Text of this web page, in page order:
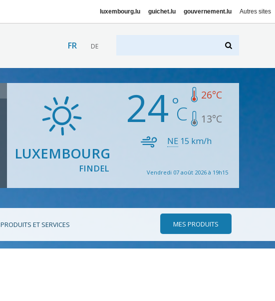
luxembourg.lu guichet.lu gouvernement.lu Autres sites
FR DE
LUXEMBOURG
FINDEL
24 26°C
13°C
NE 15 km/h
Vendredi 07 août 2026 à 19h15
PRODUITS ET SERVICES MES PRODUITS